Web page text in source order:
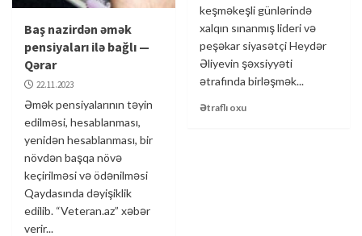
Baş nazirdən əmək
pensiyaları ilə bağlı —
Qərar
22.11.2023
Əmək pensiyalarının təyin
edilməsi, hesablanması,
yenidən hesablanması, bir
növdən başqa növə
keçirilməsi və ödənilməsi
Qaydasında dəyişiklik
edilib. “Veteran.az” xəbər
verir...
keşməkeşli günlərində
xalqın sınanmış lideri və
peşəkar siyasətçi Heydər
Əliyevin şəxsiyyəti
ətrafında birləşmək...
Ətraflı oxu